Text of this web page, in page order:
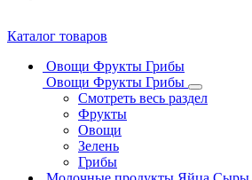
Каталог товаров
Овощи Фрукты Грибы
Овощи Фрукты Грибы
Смотреть весь раздел
Фрукты
Овощи
Зелень
Грибы